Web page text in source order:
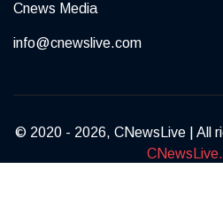
Cnews Media
info@cnewslive.com
© 2020 - 2026, CNewsLive | All